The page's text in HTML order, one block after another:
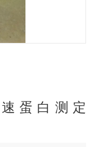
速蛋白测定